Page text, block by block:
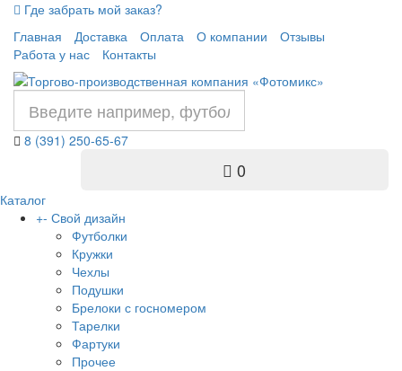
Где забрать мой заказ?
Главная
Доставка Оплата О компании
Отзывы
Работа у нас
Контакты
8 (391) 250-65-67
0
Каталог
+- Свой дизайн
Футболки
Кружки
Чехлы
Подушки
Брелоки с госномером
Тарелки
Фартуки
Прочее